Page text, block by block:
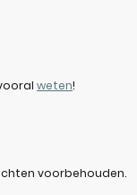
weten!
voorbehouden.